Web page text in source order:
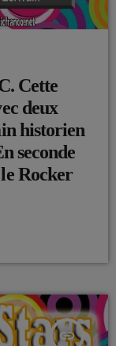
Cette
deux
historien
seconde
Rocker
insert_link